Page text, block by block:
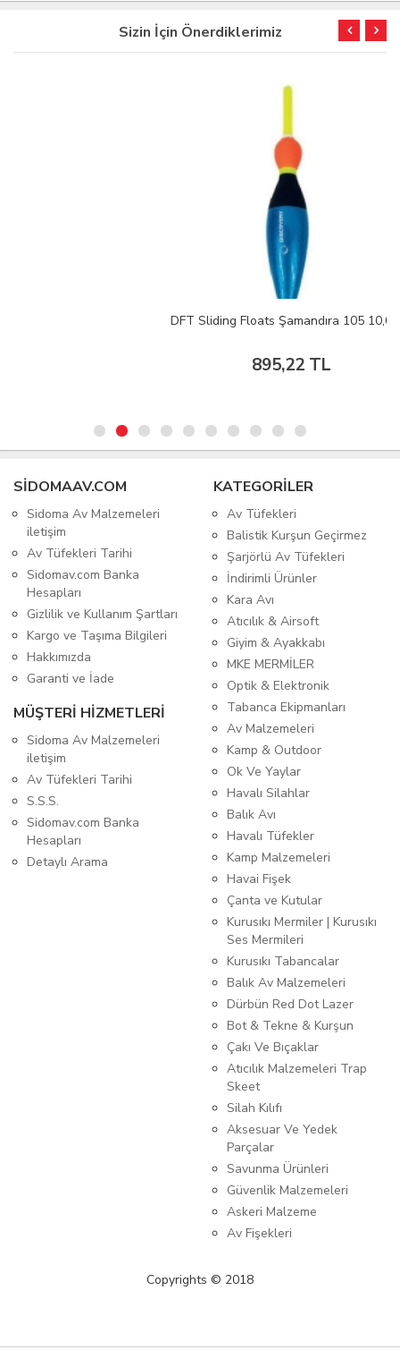
Sizin İçin Önerdiklerimiz
DFT Sliding Floats Şamandıra 105 10,0 g
SIDOMAAV.COM
Sidoma Av Malzemeleri
iletişim
Av Tüfekleri Tarihi
Sidomav.com Banka
Hesapları
Gizlilik ve Kullanım Şartları
Kargo ve Taşıma Bilgileri
Hakkımızda
Garanti ve İade
MÜŞTERİ HİZMETLERİ
Sidoma Av Malzemeleri
iletişim
Av Tüfekleri Tarihi
S.S.S.
Sidomav.com Banka
Hesapları
Detaylı Arama
KATEGORİLER
Av Tüfekleri
Balistik Kurşun Geçirmez
Şarjörlü Av Tüfekleri
İndirimli Ürünler
Kara Avı
Atıcılık & Airsoft
Giyim & Ayakkabı
MKE MERMİLER
Optik & Elektronik
Tabanca Ekipmanları
Av Malzemeleri
Kamp & Outdoor
Ok Ve Yaylar
Havalı Silahlar
Balık Avı
Havalı Tüfekler
Kamp Malzemeleri
Havai Fişek
Çanta ve Kutular
Kurusıkı Mermiler | Kurusıkı
Ses Mermileri
Kurusıkı Tabancalar
Balık Av Malzemeleri
Dürbün Red Dot Lazer
Bot & Tekne & Kurşun
Çakı Ve Bıçaklar
Atıcılık Malzemeleri Trap
Skeet
Silah Kılıfı
Aksesuar Ve Yedek
Parçalar
Savunma Ürünleri
Güvenlik Malzemeleri
Askeri Malzeme
Av Fişekleri
Copyrights © 2018